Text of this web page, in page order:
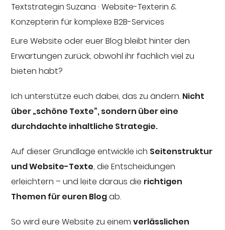
Textstrategin Suzana · Website-Texterin &
Konzepterin für komplexe B2B-Services
Eure Website oder euer Blog bleibt hinter den
Erwartungen zurück, obwohl ihr fachlich viel zu
bieten habt?
Ich unterstütze euch dabei, das zu ändern. Nicht
über „schöne Texte“, sondern über eine
durchdachte inhaltliche Strategie.
Auf dieser Grundlage entwickle ich Seitenstruktur
und Website-Texte, die Entscheidungen
erleichtern – und leite daraus die richtigen
Themen für euren Blogab.
So wird eure Website zu einemverlässlichen